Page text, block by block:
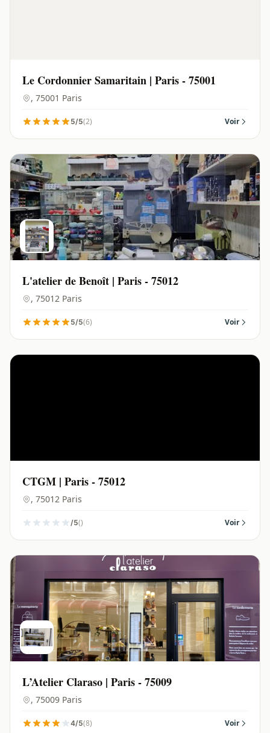
Le Cordonnier Samaritain | Paris - 75001
, 75001 Paris
5/5(2) Voir
L'atelier de Benoît | Paris - 75012
, 75012 Paris
5/5(6) Voir
CTGM | Paris - 75012
, 75012 Paris
/5() Voir
L’Atelier Claraso | Paris - 75009
, 75009 Paris
4/5(8) Voir